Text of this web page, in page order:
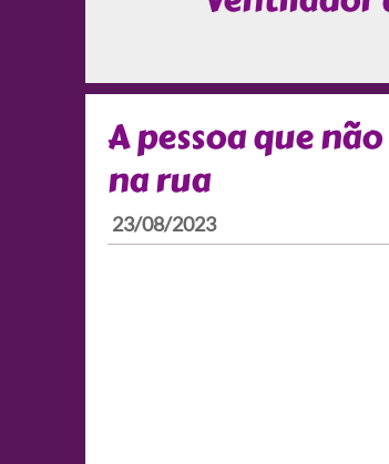
A pessoa que
na rua
23/08/2023